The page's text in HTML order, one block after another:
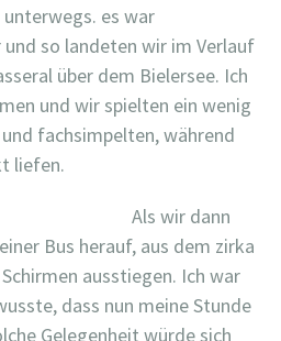
unterwegs. es war
so landeten wir im Verlauf
über dem Bielersee. Ich
und wir spielten ein wenig
fachsimpelten, während
liefen.
Als wir dann
Bus herauf, aus dem zirka
ausstiegen. Ich war
dass nun meine Stunde
Gelegenheit würde sich